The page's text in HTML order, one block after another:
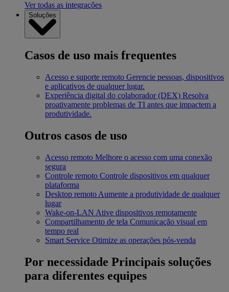
Ver todas as integrações
Soluções
Casos de uso mais frequentes
Acesso e suporte remoto Gerencie pessoas, dispositivos
e aplicativos de qualquer lugar.
Experiência digital do colaborador (DEX) Resolva
proativamente problemas de TI antes que impactem a
produtividade.
Outros casos de uso
Acesso remoto Melhore o acesso com uma conexão
segura
Controle remoto Controle dispositivos em qualquer
plataforma
Desktop remoto Aumente a produtividade de qualquer
lugar
Wake-on-LAN Ative dispositivos remotamente
Compartilhamento de tela Comunicação visual em
tempo real
Smart Service Otimize as operações pós-venda
Por necessidade Principais soluções
para diferentes equipes